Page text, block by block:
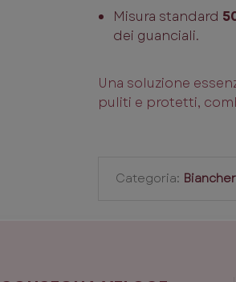
Misura standard
dei guanciali.
Una soluzione
puliti e protetti,
Categoria: